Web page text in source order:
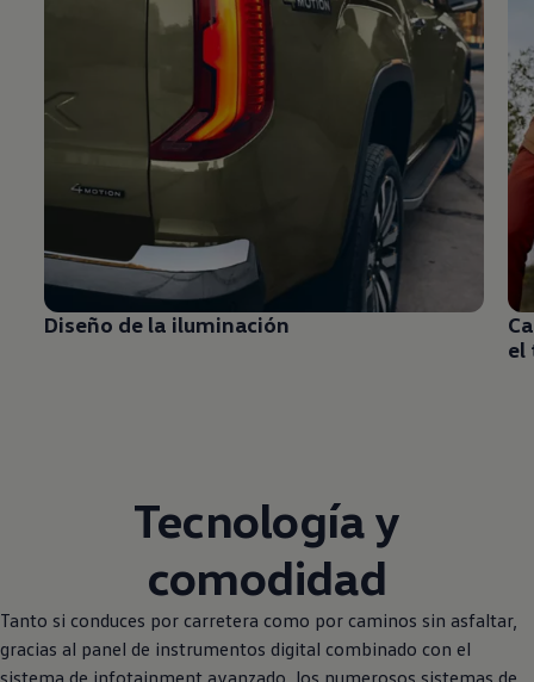
Diseño de la iluminación
el
Tecnología y
comodidad
Tanto si conduces por carretera como por caminos sin asfaltar,
gracias al panel de instrumentos digital combinado con el
sistema de infotainment avanzado, los numerosos sistemas de